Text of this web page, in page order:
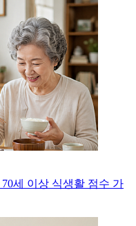
세 이상 식생활 점수 가